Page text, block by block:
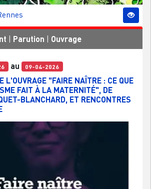
Parution Ouvrage
au 09-04-2026
L'OUVRAGE "FAIRE NAÎTRE : CE QUE
FAIT À LA MATERNITÉ", DE
BLANCHARD, ET RENCONTRES